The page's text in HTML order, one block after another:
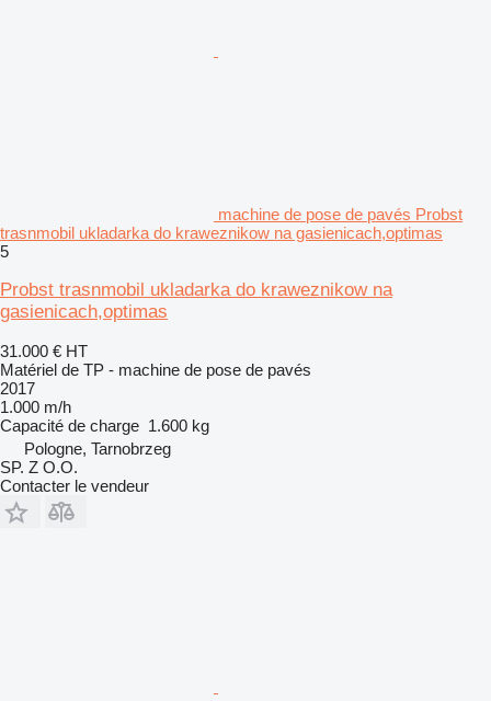
machine de pose de pavés Probst
trasnmobil ukladarka do kraweznikow na gasienicach,optimas
5
Probst trasnmobil ukladarka do kraweznikow na
gasienicach,optimas
31.000 € HT
Matériel de TP - machine de pose de pavés
2017
1.000 m/h
Capacité de charge 1.600 kg
Pologne, Tarnobrzeg
SP. Z O.O.
Contacter le vendeur